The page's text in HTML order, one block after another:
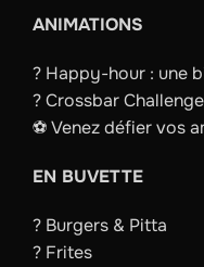
ANIMATIONS
? Happy-hour : une
? Crossbar
⚽️ Venez défier vos
EN BUVETTE
? Burgers & Pitta
? Frites